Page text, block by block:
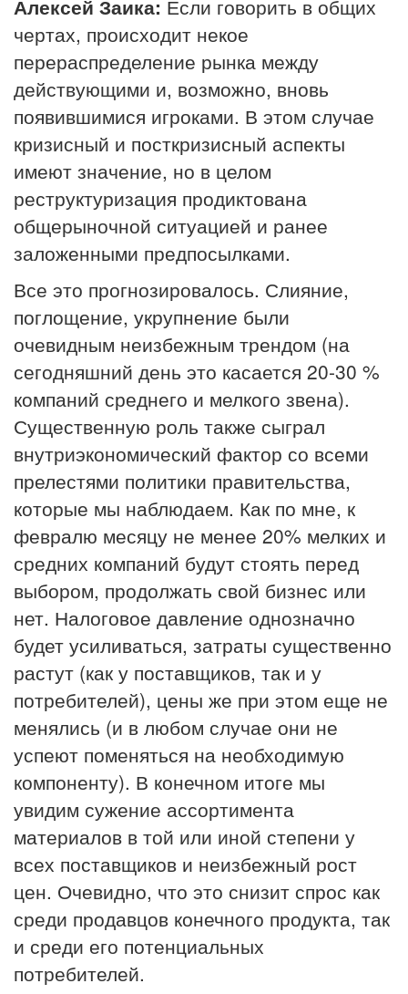
Алексей Заика: Если говорить в общих
чертах, происходит некое
перераспределение рынка между
действующими и, возможно, вновь
появившимися игроками. В этом случае
кризисный и посткризисный аспекты
имеют значение, но в целом
реструктуризация продиктована
общерыночной ситуацией и ранее
заложенными предпосылками.
Все это прогнозировалось. Слияние,
поглощение, укрупнение были
очевидным неизбежным трендом (на
сегодняшний день это касается 20-30 %
компаний среднего и мелкого звена).
Существенную роль также сыграл
внутриэкономический фактор со всеми
прелестями политики правительства,
которые мы наблюдаем. Как по мне, к
февралю месяцу не менее 20% мелких и
средних компаний будут стоять перед
выбором, продолжать свой бизнес или
нет. Налоговое давление однозначно
будет усиливаться, затраты существенно
растут (как у поставщиков, так и у
потребителей), цены же при этом еще не
менялись (и в любом случае они не
успеют поменяться на необходимую
компоненту). В конечном итоге мы
увидим сужение ассортимента
материалов в той или иной степени у
всех поставщиков и неизбежный рост
цен. Очевидно, что это снизит спрос как
среди продавцов конечного продукта, так
и среди его потенциальных
потребителей.